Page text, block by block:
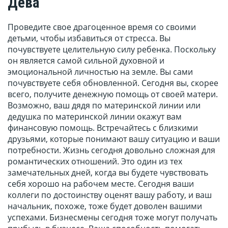
Проведите свое драгоценное время со своими
детьми, чтобы избавиться от стресса. Вы
почувствуете целительную силу ребенка. Поскольку
он является самой сильной духовной и
эмоциональной личностью на земле. Вы сами
почувствуете себя обновленной. Сегодня вы, скорее
всего, получите денежную помощь от своей матери.
Возможно, ваш дядя по материнской линии или
дедушка по материнской линии окажут вам
финансовую помощь. Встречайтесь с близкими
друзьями, которые понимают вашу ситуацию и ваши
потребности. Жизнь сегодня довольно сложная для
романтических отношений. Это один из тех
замечательных дней, когда вы будете чувствовать
себя хорошо на рабочем месте. Сегодня ваши
коллеги по достоинству оценят вашу работу, и ваш
начальник, похоже, тоже будет доволен вашими
успехами. Бизнесмены сегодня тоже могут получать